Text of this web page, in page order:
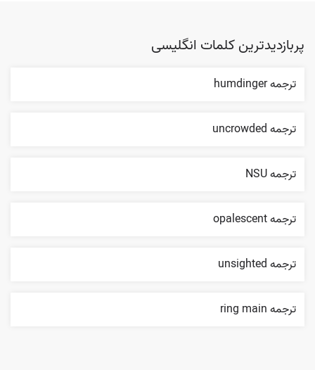
پربازدیدترین کلمات انگلیسی
ترجمه humdinger
ترجمه uncrowded
ترجمه NSU
ترجمه opalescent
ترجمه unsighted
ترجمه ring main